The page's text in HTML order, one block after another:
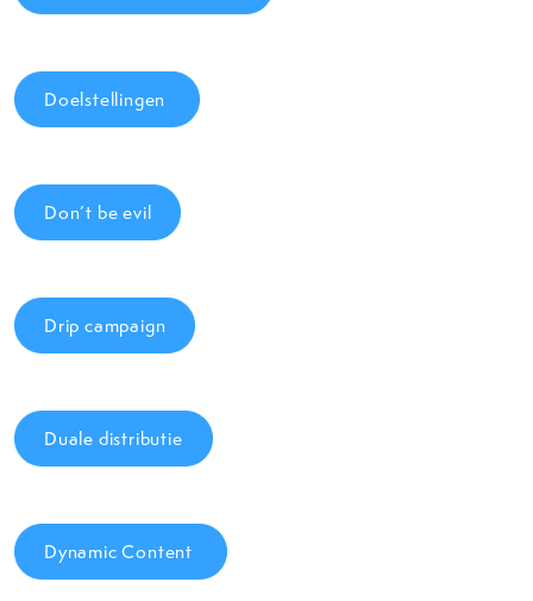
Doelstellingen
Don’t be evil
Drip campaign
Duale distributie
Dynamic Content